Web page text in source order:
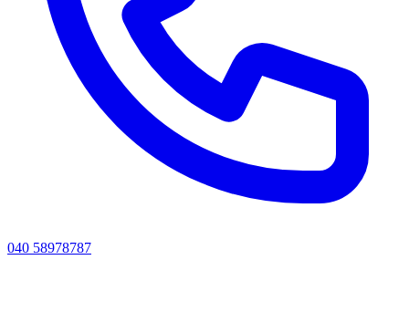
040 58978787